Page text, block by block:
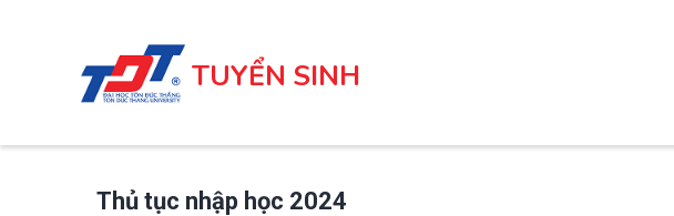
TUYỂN SINH
Thủ tục nhập học 2024